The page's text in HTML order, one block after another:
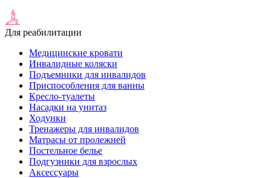
Для реабилитации
Медицинские кровати
Инвалидные коляски
Подъемники для инвалидов
Приспособления для ванны
Кресло-туалеты
Насадки на унитаз
Ходунки
Тренажеры для инвалидов
Матрасы от пролежней
Постельное белье
Подгузники для взрослых
Аксессуары